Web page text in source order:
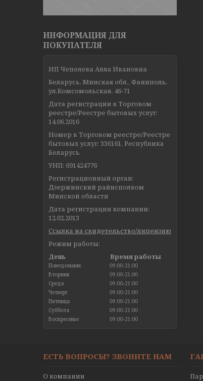
ИНФОРМАЦИЯ ДЛЯ
ПОКУПАТЕЛЯ
ИП Чепелева Алла Ивановна
Беларусь, Минская обл., Фаниполь,
ул.Комсомольская, 46-71
Дата регистрации в Торговом
реестре/Реестре бытовых услуг:
14.06.2016
Номер в Торговом реестре/Реестре
бытовых услуг: 336161, Республика
Беларусь
УНП: 691424776
Регистрационный орган:
Дзержинский райисполком
Минской области
Дата регистрации компании:
12.02.2013
Ссылка на свидетельство/лицензию
Режим работы:
День
Время работы
Понедельник
09:00-21:00
Вторник
09:00-21:00
Среда
09:00-21:00
Четверг
09:00-21:00
Пятница
09:00-21:00
Суббота
09:00-21:00
Воскресенье
09:00-21:00
ЕСТЬ ВОПРОСЫ? ЗВОНИТЕ НАМ
О компании